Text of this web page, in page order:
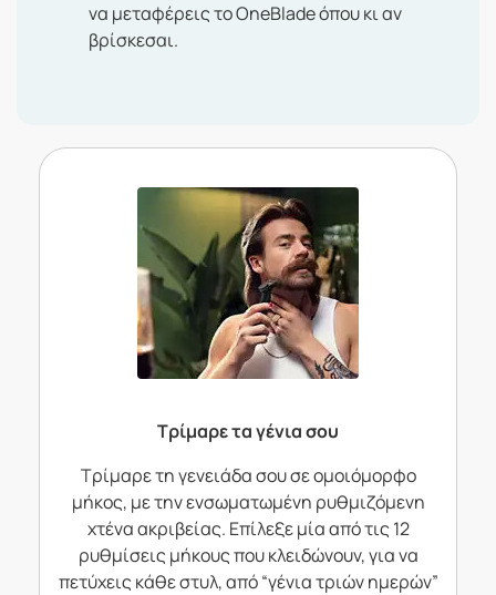
να μεταφέρεις το OneBlade όπου κι αν
βρίσκεσαι.
Τρίμαρε τα γένια σου
Τρίμαρε τη γενειάδα σου σε ομοιόμορφο
μήκος, με την ενσωματωμένη ρυθμιζόμενη
χτένα ακριβείας. Επίλεξε μία από τις 12
ρυθμίσεις μήκους που κλειδώνουν, για να
πετύχεις κάθε στυλ, από “γένια τριών ημερών”